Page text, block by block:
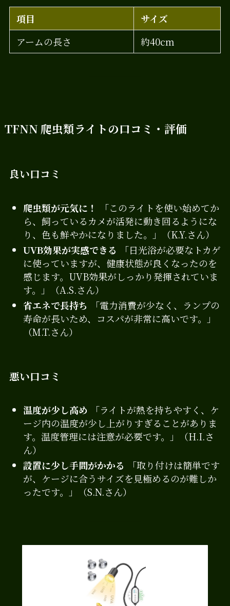
項目
サイズ
アームの長さ
約40cm
TFNN 爬虫類ライトの口コミ・評価
良い口コミ
爬虫類が元気に！
「このライトを使い始めてか
ら、飼っているカメが活発に動き回るようにな
り、色も鮮やかになりました。」（K.Y.さん）
UVB効果が実感できる
「日光浴が必要なトカゲ
に使っていますが、健康状態が良くなったのを
感じます。UVB効果がしっかり発揮されていま
す。」（A.S.さん）
省エネで長持ち
「電力消費が少なく、ランプの
寿命が長いため、コスパが非常に高いです。」
（M.T.さん）
悪い口コミ
温度が少し高め 「ライトが熱を持ちやすく、ケ
ージ内の温度が少し上がりすぎることがありま
す。温度管理には注意が必要です。」（H.I.さ
ん）
設置に少し手間がかかる
「取り付けは簡単です
が、ケージに合うサイズを見極めるのが難しか
ったです。」（S.N.さん）